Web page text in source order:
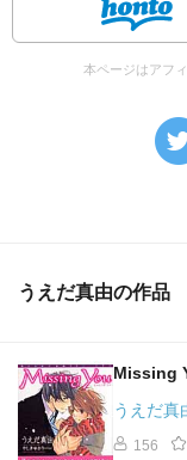
本ページはアフ
うえだ真由の作品
Missing
うえだ真
156